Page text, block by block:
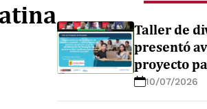
Taller de
presentó
proyecto
el10/07/2026